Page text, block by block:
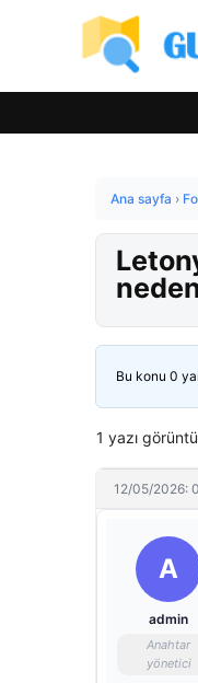
Ana sayfa ›
Bu konu 0
1 yazı
12/05/2026:
A
admin
Anahtar
yönetici